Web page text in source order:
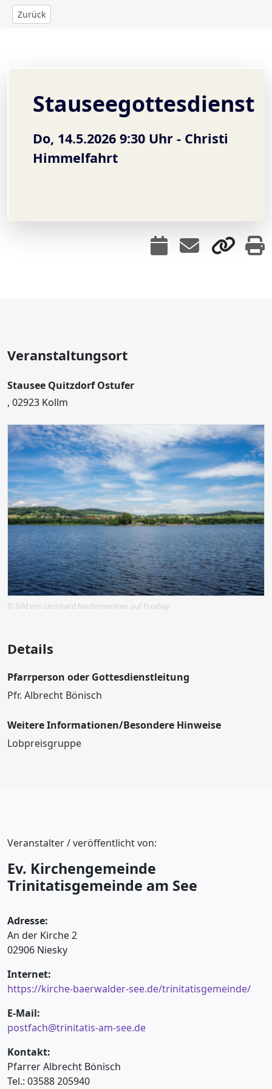
Zurück
Stauseegottesdienst
Do, 14.5.2026 9:30 Uhr - Christi
Himmelfahrt
Veranstaltungsort
Stausee Quitzdorf Ostufer
, 02923 Kollm
© Bild von Leonhard Niederwimmer auf Pixabay
Details
Pfarrperson oder Gottesdienstleitung
Pfr. Albrecht Bönisch
Weitere Informationen/Besondere Hinweise
Lobpreisgruppe
Veranstalter / veröffentlicht von:
Ev. Kirchengemeinde
Trinitatisgemeinde am See
Adresse:
An der Kirche 2
02906 Niesky
Internet:
https://kirche-baerwalder-see.de/trinitatisgemeinde/
E-Mail:
postfach@trinitatis-am-see.de
Kontakt:
Pfarrer Albrecht Bönisch
Tel.: 03588 205940